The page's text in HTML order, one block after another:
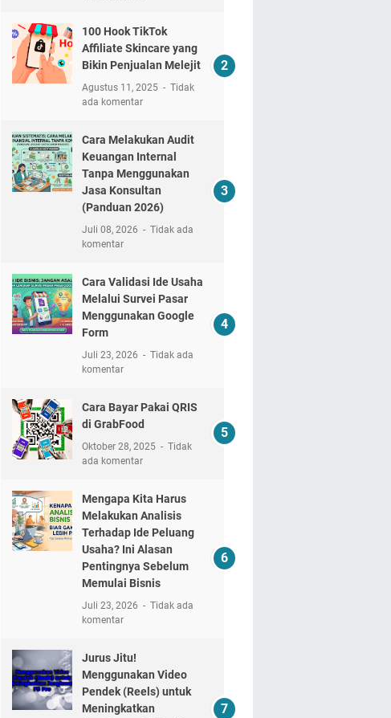
100 Hook TikTok
Affiliate Skincare yang
Bikin Penjualan Melejit
Agustus 11, 2025
Tidak
ada komentar
Cara Melakukan Audit
Keuangan Internal
Tanpa Menggunakan
Jasa Konsultan
(Panduan 2026)
Juli 08, 2026
Tidak ada
komentar
Cara Validasi Ide Usaha
Melalui Survei Pasar
Menggunakan Google
Form
Juli 23, 2026
Tidak ada
komentar
Cara Bayar Pakai QRIS
di GrabFood
Oktober 28, 2025
Tidak
ada komentar
Mengapa Kita Harus
Melakukan Analisis
Terhadap Ide Peluang
Usaha? Ini Alasan
Pentingnya Sebelum
Memulai Bisnis
Juli 23, 2026
Tidak ada
komentar
Jurus Jitu!
Menggunakan Video
Pendek (Reels) untuk
Meningkatkan